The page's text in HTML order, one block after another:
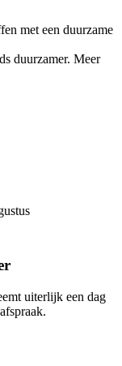
met een duurzame
duurzamer. Meer
uiterlijk een dag